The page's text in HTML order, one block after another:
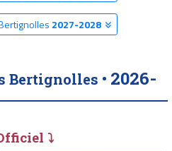
2027-2028
Bertignolles • 2026-
⤵